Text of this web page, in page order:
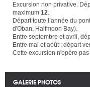
Excursion non privative.
maximum 12
Départ toute l’année du
d'Oban, Halfmoon Bay).
Entre septembre et avril,
Entre mai et août : départ
Cette excursion n'opère pas
GALERIE PHOTOS